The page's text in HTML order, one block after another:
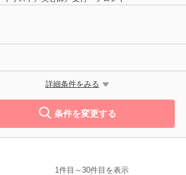
詳細条件をみる
条件を変更する
1件目～30件目を表示